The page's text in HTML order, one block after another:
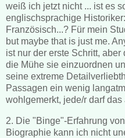
weiß ich jetzt nicht ... ist es
englischsprachige
Französisch...? Für mein
but maybe that is just me.
ist nur der erste Schritt,
die Mühe sie einzuordnen
seine extreme
Passagen ein wenig
wohlgemerkt, jede/r darf
2. Die "Binge"-Erfahrung von
Biographie kann ich nicht